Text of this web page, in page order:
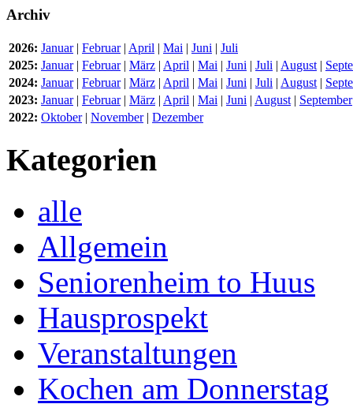
Archiv
2026: Januar| Februar| April | Mai | Juni | Juli
2025: Januar| Februar| März | April | Mai | Juni | Juli | August |
2024: Januar| Februar| März | April | Mai | Juni | Juli | August |
2023: Januar| Februar| März | April | Mai | Juni | August | September
2022: Oktober| November| Dezember
Kategorien
alle
Allgemein
Seniorenheim to Huus
Hausprospekt
Veranstaltungen
Kochen am Donnerstag